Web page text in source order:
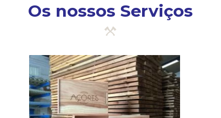
Os nossos Serviços